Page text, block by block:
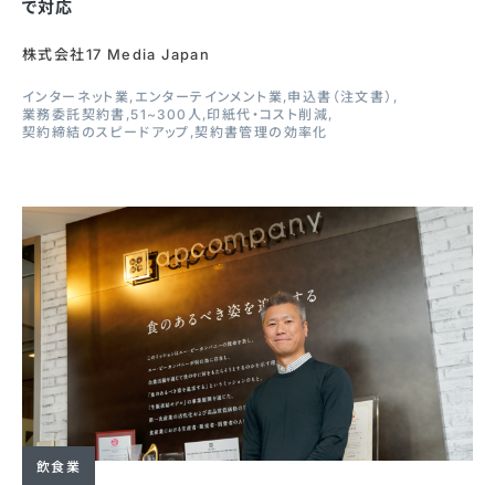
で対応
株式会社17 Media Japan
インターネット業 エンターテインメント業 申込書（注文書）
業務委託契約書 51~300人 印紙代・コスト削減
契約締結のスピードアップ 契約書管理の効率化
飲食業